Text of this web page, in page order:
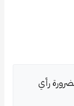
رأي